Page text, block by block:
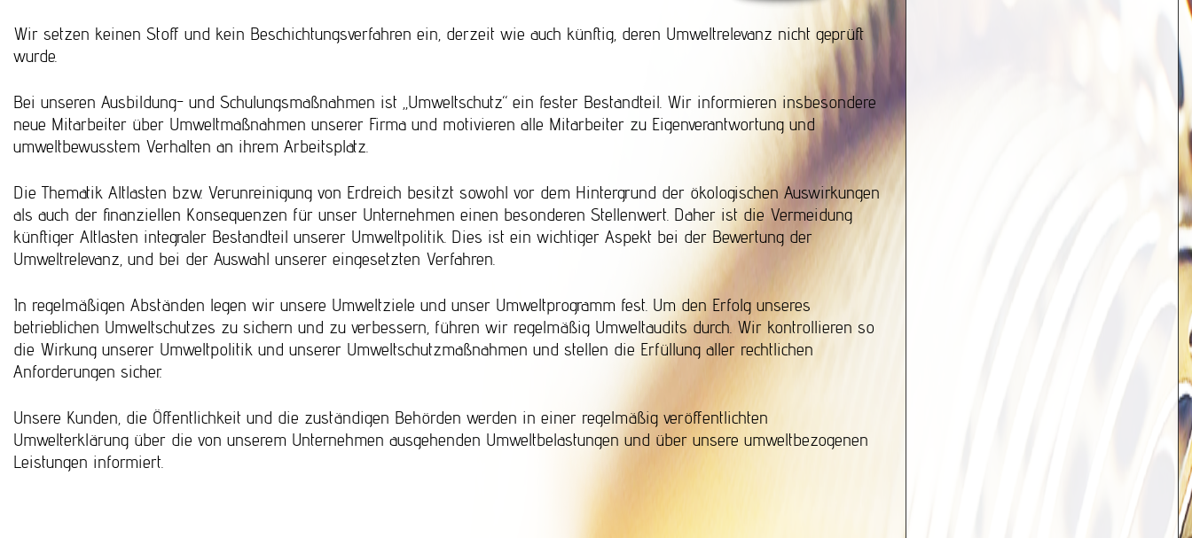
Wir setzen keinen Stoff und kein Beschichtungsverfahren ein, derzeit wie auch künftig, deren Umweltrelevanz nicht geprüft
wurde.
Bei unseren Ausbildung- und Schulungsmaßnahmen ist „Umweltschutz“ ein fester Bestandteil. Wir informieren insbesondere
neue Mitarbeiter über Umweltmaßnahmen unserer Firma und motivieren alle Mitarbeiter zu Eigenverantwortung und
umweltbewusstem Verhalten an ihrem Arbeitsplatz.
Die Thematik Altlasten bzw. Verunreinigung von Erdreich besitzt sowohl vor dem Hintergrund der ökologischen Auswirkungen
als auch der finanziellen Konsequenzen für unser Unternehmen einen besonderen Stellenwert. Daher ist die Vermeidung
künftiger Altlasten integraler Bestandteil unserer Umweltpolitik. Dies ist ein wichtiger Aspekt bei der Bewertung der
Umweltrelevanz, und bei der Auswahl unserer eingesetzten Verfahren.
In regelmäßigen Abständen legen wir unsere Umweltziele und unser Umweltprogramm fest. Um den Erfolg unseres
betrieblichen Umweltschutzes zu sichern und zu verbessern, führen wir regelmäßig Umweltaudits durch. Wir kontrollieren so
die Wirkung unserer Umweltpolitik und unserer Umweltschutzmaßnahmen und stellen die Erfüllung aller rechtlichen
Anforderungen sicher.
Unsere Kunden, die Öffentlichkeit und die zuständigen Behörden werden in einer regelmäßig veröffentlichten
Umwelterklärung über die von unserem Unternehmen ausgehenden Umweltbelastungen und über unsere umweltbezogenen
Leistungen informiert.